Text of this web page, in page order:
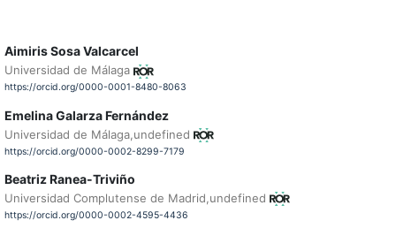
Aimiris Sosa Valcarcel
Universidad de Málaga
https://orcid.org/0000-0001-8480-8063
Emelina Galarza Fernández
Universidad de Málaga,undefined
https://orcid.org/0000-0002-8299-7179
Beatriz Ranea-Triviño
Universidad Complutense de Madrid,undefined
https://orcid.org/0000-0002-4595-4436